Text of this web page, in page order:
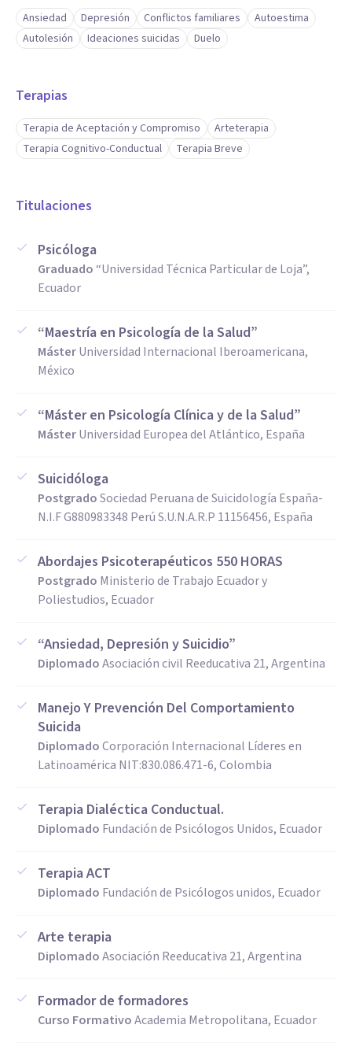
Estudiantil en Ministerio de Educación con Comunidad
Educativa.
Si estás atravesando un momento de crisis emocional,
ansiedad, duelo o ideación suicida, y buscas un espacio
profesional, ético y confidencial, estaré disponible para
Ansiedad Depresión Conflictos familiares
Autoestima
Autolesión
Ideaciones suicidas Duelo
Terapias
Terapia de Aceptación y Compromiso
Arteterapia
Terapia Cognitivo-Conductual
Terapia Breve
Titulaciones
Psicóloga
Graduado“Universidad Técnica Particular de Loja”,
Ecuador
“Maestría en Psicología de la Salud”
MásterUniversidad Internacional Iberoamericana,
México
“Máster en Psicología Clínica y de la Salud”
MásterUniversidad Europea del Atlántico, España
Suicidóloga
PostgradoSociedad Peruana de Suicidología España-
N.I.F G880983348 Perú S.U.N.A.R.P 11156456, España
Abordajes Psicoterapéuticos 550 HORAS
Postgrado Ministerio de Trabajo Ecuador y
Poliestudios, Ecuador
“Ansiedad, Depresión y Suicidio”
DiplomadoAsociación civil Reeducativa 21, Argentina
Manejo Y Prevención Del Comportamiento
Suicida
DiplomadoCorporación Internacional Líderes en
Latinoamérica NIT:830.086.471-6, Colombia
Terapia Dialéctica Conductual.
Diplomado Fundación de Psicólogos Unidos, Ecuador
Terapia ACT
Diplomado Fundación de Psicólogos unidos, Ecuador
Arte terapia
DiplomadoAsociación Reeducativa 21, Argentina
Formador de formadores
Curso FormativoAcademia Metropolitana, Ecuador